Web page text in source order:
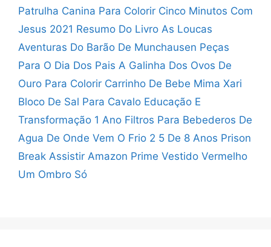
Patrulha Canina Para Colorir Cinco Minutos Com
Jesus 2021 Resumo Do Livro As Loucas
Aventuras Do Barão De Munchausen Peças
Para O Dia Dos Pais A Galinha Dos Ovos De
Ouro Para Colorir Carrinho De Bebe Mima Xari
Bloco De Sal Para Cavalo Educação E
Transformação 1 Ano Filtros Para Bebederos De
Agua De Onde Vem O Frio 2 5 De 8 Anos Prison
Break Assistir Amazon Prime Vestido Vermelho
Um Ombro Só